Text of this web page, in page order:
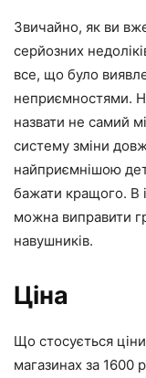
Звичайно, як ви
серйозних
все, що було
неприємностями.
назвати не самий
систему зміни
найприємнішою
бажати кращого. В
можна виправити
навушників.
Ціна
Що стосується
магазинах за 1600